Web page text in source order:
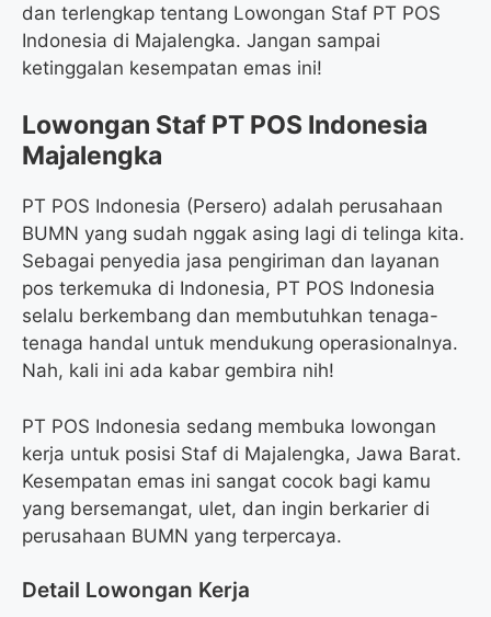
dan terlengkap tentang Lowongan Staf PT POS
Indonesia di Majalengka. Jangan sampai
ketinggalan kesempatan emas ini!
Lowongan Staf PT POS Indonesia
Majalengka
PT POS Indonesia (Persero) adalah perusahaan
BUMN yang sudah nggak asing lagi di telinga kita.
Sebagai penyedia jasa pengiriman dan layanan
pos terkemuka di Indonesia, PT POS Indonesia
selalu berkembang dan membutuhkan tenaga-
tenaga handal untuk mendukung operasionalnya.
Nah, kali ini ada kabar gembira nih!
PT POS Indonesia sedang membuka lowongan
kerja untuk posisi Staf di Majalengka, Jawa Barat.
Kesempatan emas ini sangat cocok bagi kamu
yang bersemangat, ulet, dan ingin berkarier di
perusahaan BUMN yang terpercaya.
Detail Lowongan Kerja